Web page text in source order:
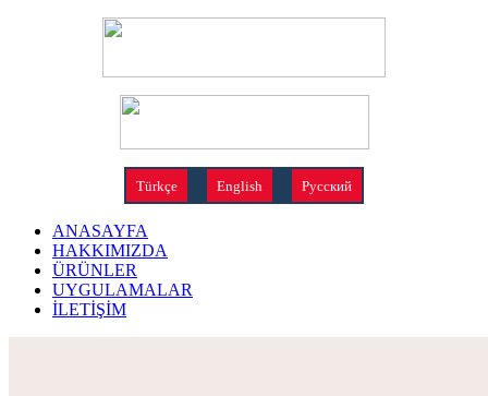
Türkçe English Русский
ANASAYFA
HAKKIMIZDA
ÜRÜNLER
UYGULAMALAR
İLETİŞİM